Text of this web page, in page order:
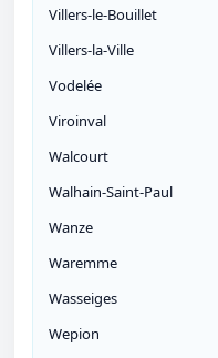
Villers-le-Bouillet
Villers-la-Ville
Vodelée
Viroinval
Walcourt
Walhain-Saint-Paul
Wanze
Waremme
Wasseiges
Wepion